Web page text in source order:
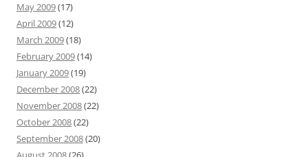
May 2009(17)
April 2009(12)
March 2009(18)
February 2009(14)
January 2009(19)
December 2008(22)
November 2008(22)
October 2008(22)
September 2008(20)